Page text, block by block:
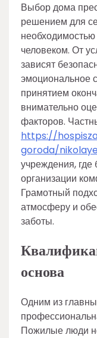
Выбор дома
решением для
человеком. От
зависят
эмоциональное
принятием
внимательно
факторов.
https://
goroda/
учреждения,
организации
Грамотный
атмосферу и
заботы.
основа
Одним из
Пожилые люди